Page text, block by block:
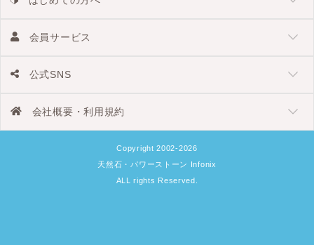
会員サービス
公式SNS
会社概要・利用規約
Copyright 2002-2026
天然石・パワーストーン Infonix
ALL rights Reserved.